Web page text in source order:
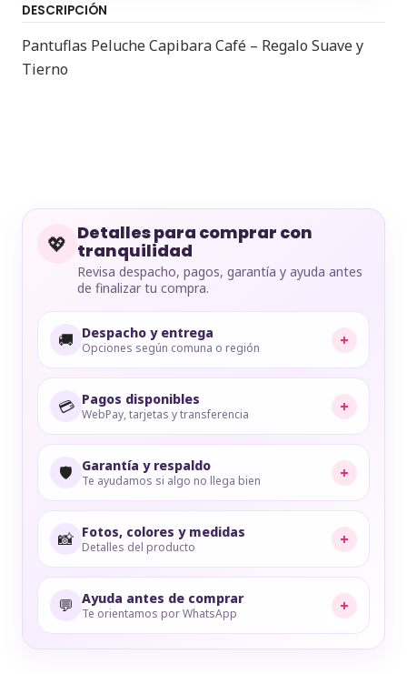
DESCRIPCIÓN
Pantuflas Peluche Capibara Café – Regalo Suave y
Tierno
💖 Detalles para comprar con
tranquilidad
Revisa despacho, pagos, garantía y ayuda antes
de finalizar tu compra.
🚚 Despacho y entrega
Opciones según comuna o región +
💳 Pagos disponibles
WebPay, tarjetas y transferencia +
🛡️ Garantía y respaldo
Te ayudamos si algo no llega bien +
📸 Fotos, colores y medidas
Detalles del producto +
💬 Ayuda antes de comprar
Te orientamos por WhatsApp +